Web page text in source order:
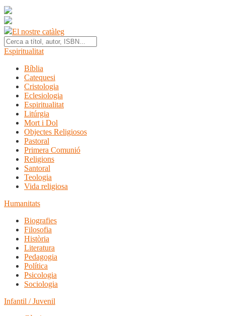
El nostre catàleg
Espiritualitat
Bíblia
Catequesi
Cristologia
Eclesiologia
Espiritualitat
Litúrgia
Mort i Dol
Objectes Religiosos
Pastoral
Primera Comunió
Religions
Santoral
Teologia
Vida religiosa
Humanitats
Biografies
Filosofia
Història
Literatura
Pedagogia
Política
Psicologia
Sociologia
Infantil / Juvenil